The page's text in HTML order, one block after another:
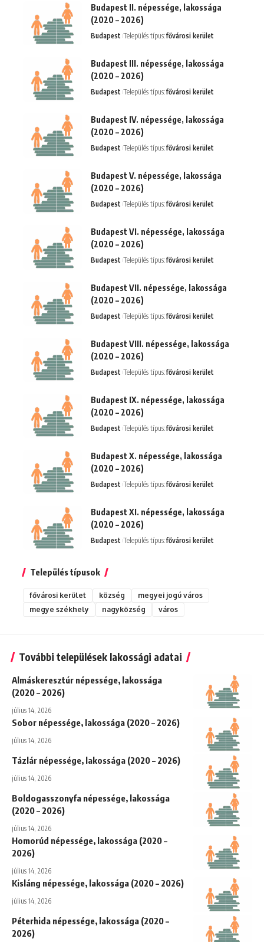
Budapest II. népessége, lakossága
(2020 – 2026)
Budapest Település típus:fővárosi kerület
Budapest III. népessége, lakossága
(2020 – 2026)
Budapest Település típus:fővárosi kerület
Budapest IV. népessége, lakossága
(2020 – 2026)
Budapest Település típus:fővárosi kerület
Budapest V. népessége, lakossága
(2020 – 2026)
Budapest Település típus:fővárosi kerület
Budapest VI. népessége, lakossága
(2020 – 2026)
Budapest Település típus:fővárosi kerület
Budapest VII. népessége, lakossága
(2020 – 2026)
Budapest Település típus:fővárosi kerület
Budapest VIII. népessége, lakossága
(2020 – 2026)
Budapest Település típus:fővárosi kerület
Budapest IX. népessége, lakossága
(2020 – 2026)
Budapest Település típus:fővárosi kerület
Budapest X. népessége, lakossága
(2020 – 2026)
Budapest Település típus:fővárosi kerület
Budapest XI. népessége, lakossága
(2020 – 2026)
Budapest Település típus:fővárosi kerület
Település típusok
fővárosi kerület község
megyei jogú város
megye székhely
nagyközség város
További települések lakossági adatai
Almáskeresztúr népessége, lakossága
(2020 – 2026)
július 14, 2026
Sobor népessége, lakossága (2020 – 2026)
július 14, 2026
Tázlár népessége, lakossága (2020 – 2026)
július 14, 2026
Boldogasszonyfa népessége, lakossága
(2020 – 2026)
július 14, 2026
Homorúd népessége, lakossága (2020 –
2026)
július 14, 2026
Kisláng népessége, lakossága (2020 – 2026)
július 14, 2026
Péterhida népessége, lakossága (2020 –
2026)